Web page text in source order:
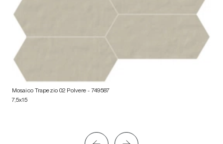
Mosaico Trapezio 02 Polvere - 749587
7,5x15